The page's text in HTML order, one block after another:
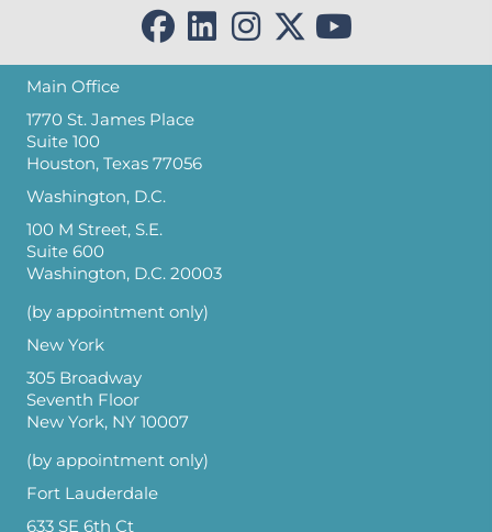
Main Office
1770 St. James Place
Suite 100
Houston, Texas 77056
Washington, D.C.
100 M Street, S.E.
Suite 600
Washington, D.C. 20003
(by appointment only)
New York
305 Broadway
Seventh Floor
New York, NY 10007
(by appointment only)
Fort Lauderdale
633 SE 6th Ct